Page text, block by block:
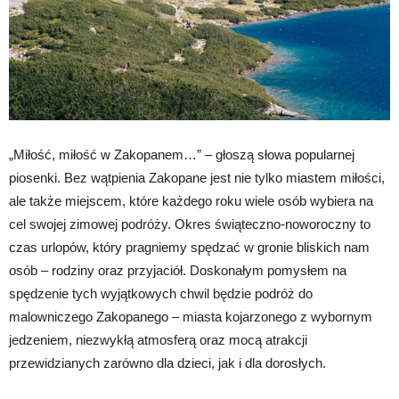
„Miłość, miłość w Zakopanem…” – głoszą słowa popularnej
piosenki. Bez wątpienia Zakopane jest nie tylko miastem miłości,
ale także miejscem, które każdego roku wiele osób wybiera na
cel swojej zimowej podróży. Okres świąteczno-noworoczny to
czas urlopów, który pragniemy spędzać w gronie bliskich nam
osób – rodziny oraz przyjaciół. Doskonałym pomysłem na
spędzenie tych wyjątkowych chwil będzie podróż do
malowniczego Zakopanego – miasta kojarzonego z wybornym
jedzeniem, niezwykłą atmosferą oraz mocą atrakcji
przewidzianych zarówno dla dzieci, jak i dla dorosłych.